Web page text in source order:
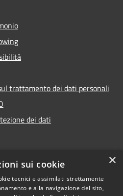
trattamento dei dati personali
dei dati
© 2021 - 2026 Comune di
×
sui cookie
tecnici e assimilati strettamente
e alla navigazione del sito,